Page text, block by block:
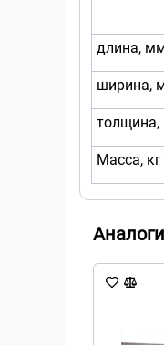
длина,
ширина,
Масса, кг